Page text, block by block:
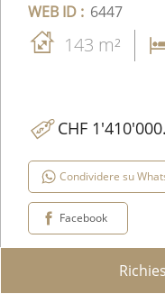
WEB ID : 6447
143 m²
CHF
Condividere su
Facebook
Aggiungere ai